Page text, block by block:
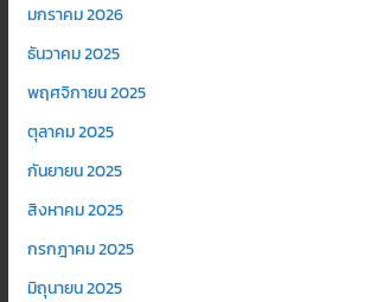
มกราคม 2026
ธันวาคม 2025
พฤศจิกายน 2025
ตุลาคม 2025
กันยายน 2025
สิงหาคม 2025
กรกฎาคม 2025
มิถุนายน 2025